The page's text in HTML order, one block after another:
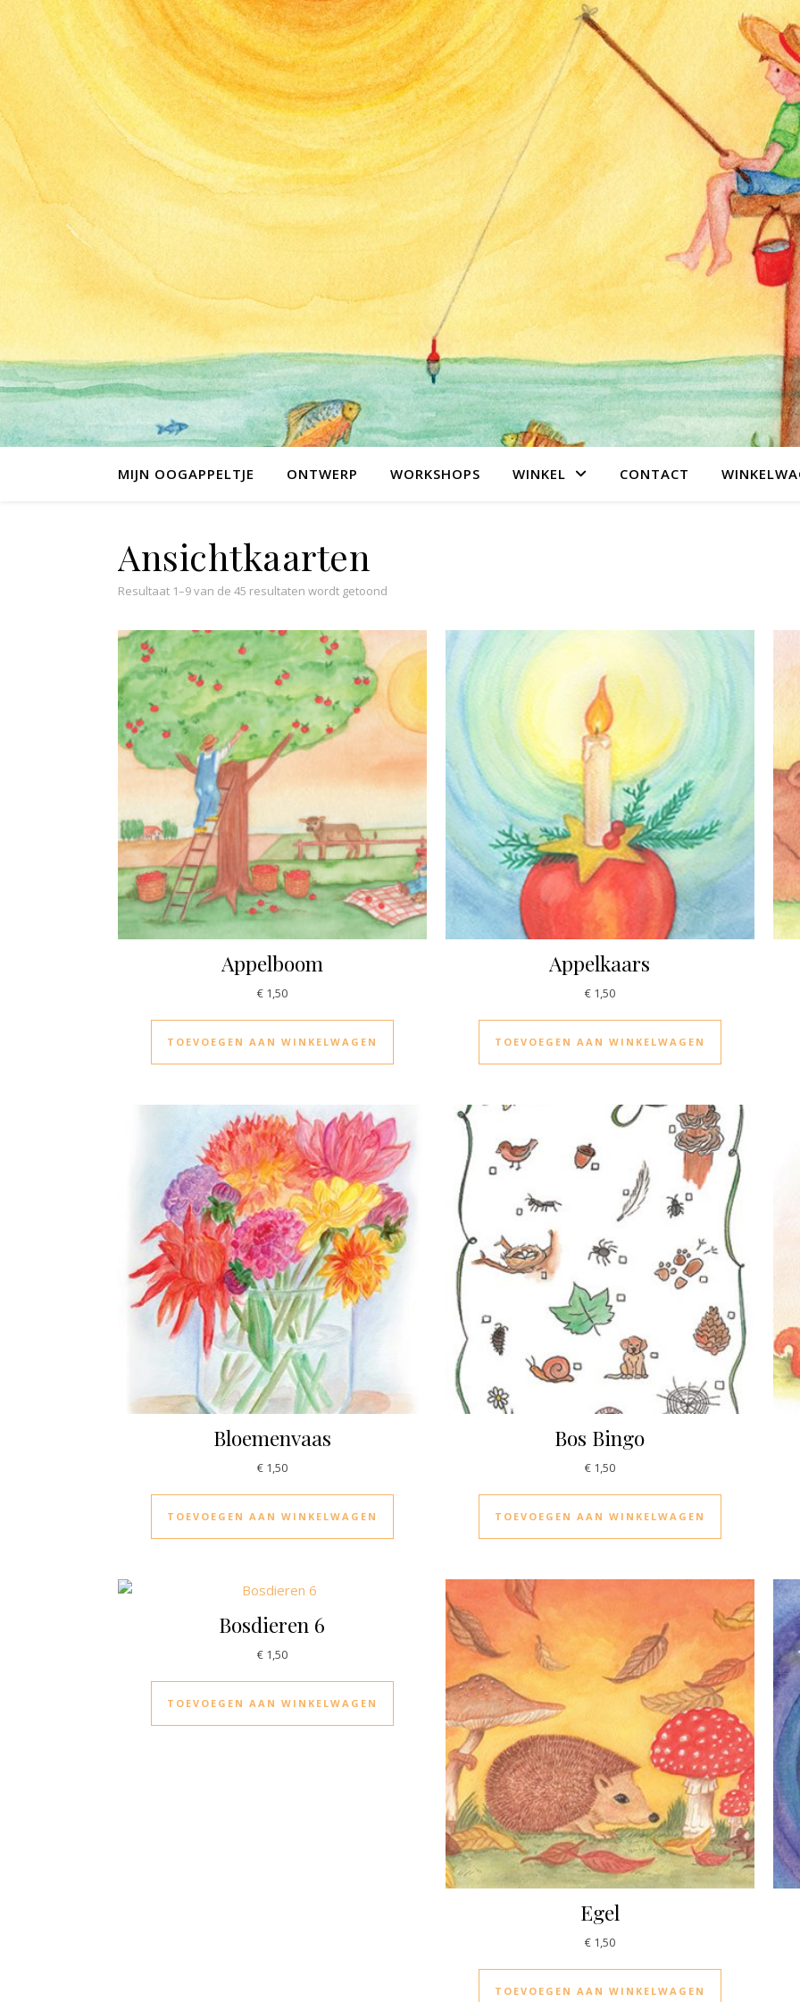
MIJN OOGAPPELTJE ONTWERP WORKSHOPS WINKEL CONTACT
Ansichtkaarten
Resultaat 1–9 van de 45 resultaten wordt getoond
Appelboom
€1,50
TOEVOEGEN AAN WINKELWAGEN
Appelkaars
€1,50
TOEVOEGEN AAN WINKELWAGEN
Bloemenvaas
€1,50
TOEVOEGEN AAN WINKELWAGEN
Bos Bingo
€1,50
TOEVOEGEN AAN WINKELWAGEN
Bosdieren 6
€1,50
TOEVOEGEN AAN WINKELWAGEN
Egel
€1,50
TOEVOEGEN AAN WINKELWAGEN